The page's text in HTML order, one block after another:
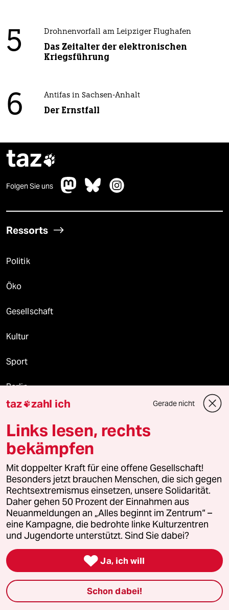
5 Drohnenvorfall am Leipziger Flughafen
Das Zeitalter der elektronischen
Kriegsführung
6 Antifas in Sachsen-Anhalt
Der Ernstfall
taz
Folgen Sie uns
Ressorts
Politik
Öko
Gesellschaft
Kultur
Sport
Berlin
Wahrheit
Themen
Niedrigwasser
Rente
Landtagswahl in Sachsen-Anhalt
Hybrider Krieg
taz zahl ich Gerade nicht
Links lesen, rechts
bekämpfen
Mit doppelter Kraft für eine offene Gesellschaft!
Besonders jetzt brauchen Menschen, die sich gegen
Rechtsextremismus einsetzen, unsere Solidarität.
Daher gehen 50 Prozent der Einnahmen aus
Neuanmeldungen an „Alles beginnt im Zentrum“ –
eine Kampagne, die bedrohte linke Kulturzentren
und Jugendorte unterstützt. Sind Sie dabei?
 Ja, ich will
Schon dabei!